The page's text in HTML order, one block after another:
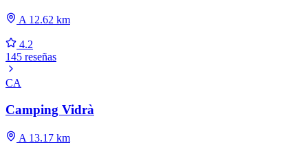
A 12.62 km
4.2
145 reseñas
CA
Camping Vidrà
A 13.17 km